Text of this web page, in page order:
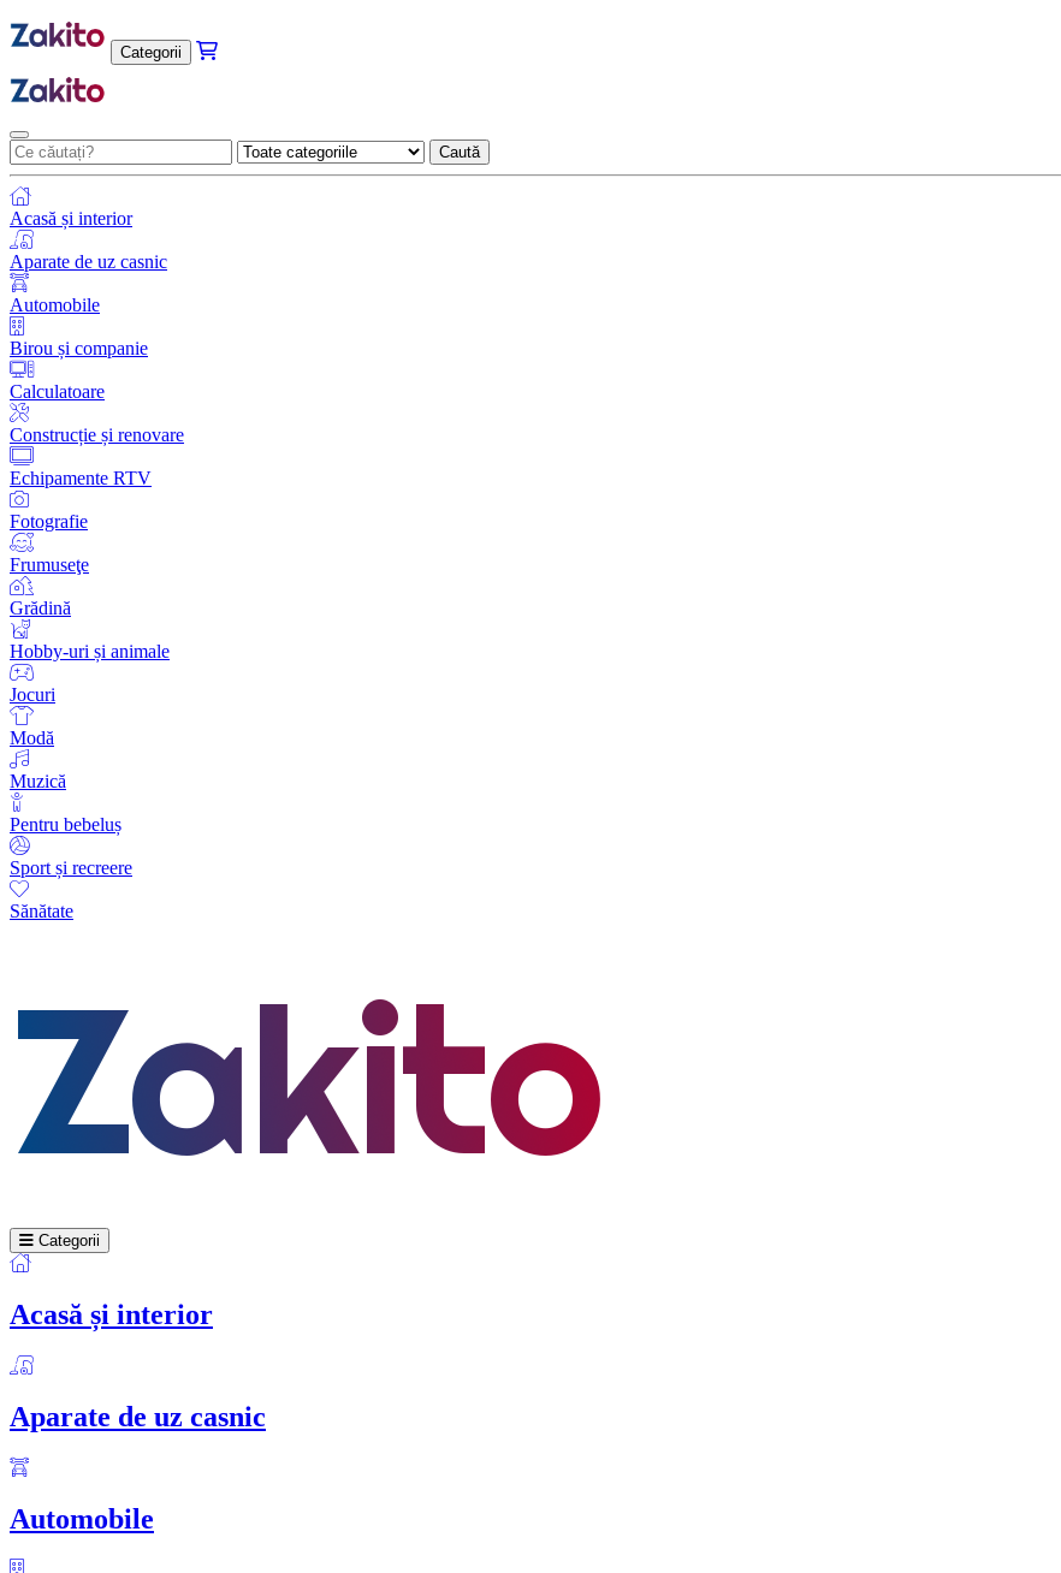
Categorii
Caută
Acasă și interior
Aparate de uz casnic
Automobile
Birou și companie
Calculatoare
Construcție și renovare
Echipamente RTV
Fotografie
Frumuseţe
Grădină
Hobby-uri și animale
Jocuri
Modă
Muzică
Pentru bebeluș
Sport și recreere
Sănătate
Categorii
Acasă și interior
Aparate de uz casnic
Automobile